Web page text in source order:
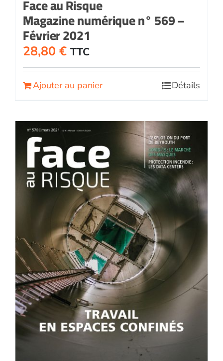
Face au Risque
Magazine numérique n° 569 –
Février 2021
28,80 € TTC
Ajouter au panier Détails